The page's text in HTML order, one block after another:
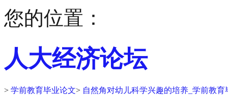
您的位置：
人大经济论坛
> 学前教育毕业论文> 自然角对幼儿科学兴趣的培养_学前教育